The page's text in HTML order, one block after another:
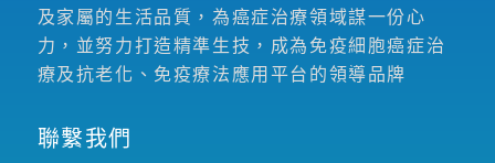
及家屬的生活品質，為癌症治療領域謀一份心
力，並努力打造精準生技，成為免疫細胞癌症治
療及抗老化、免疫療法應用平台的領導品牌
聯繫我們